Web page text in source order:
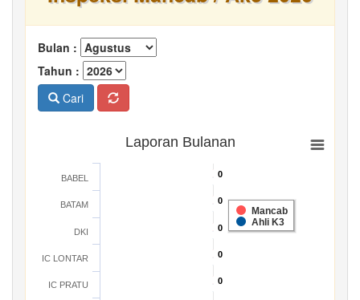
Bulan :
Tahun :
Cari
Laporan Bulanan
0
0
0
0
0
0
0
0
0
0
Mancab
Ahli K3
BABEL
BATAM
DKI
IC LONTAR
IC PRATU